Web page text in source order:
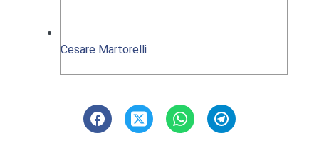
Cesare Martorelli